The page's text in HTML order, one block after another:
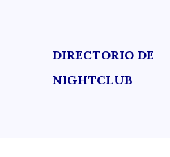
DIRECTORIO DE
NIGHTCLUB